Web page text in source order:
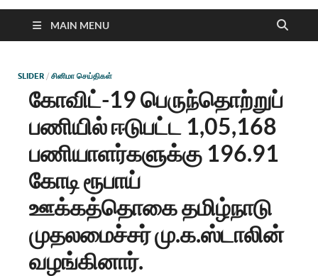
MAIN MENU
SLIDER / சினிமா செய்திகள்
கோவிட்-19 பெருந்தொற்றுப்
பணியில் ஈடுபட்ட 1,05,168
பணியாளர்களுக்கு 196.91
கோடி ரூபாய்
ஊக்கத்தொகை தமிழ்நாடு
முதலமைச்சர் மு.க.ஸ்டாலின்
வழங்கினார்.